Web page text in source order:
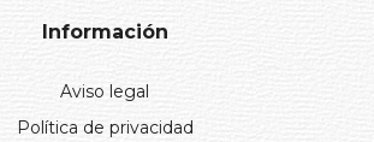
Información
Aviso legal
Política de privacidad